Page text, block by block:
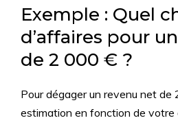
Exemple : Quel
d’affaires pour
de 2 000 € ?
Pour dégager un revenu net de
estimation en fonction de votre